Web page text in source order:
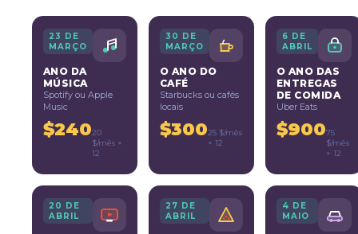
23 DE
MARÇO
ANO DA
MÚSICA
Spotify ou Apple
Music
$24020
$/mês ×
12
30 DE
MARÇO
O ANO DO
CAFÉ
Starbucks ou cafés
locais
$30025 $/mês
× 12
6 DE
ABRIL
O ANO DAS
ENTREGAS
DE COMIDA
Uber Eats
$90075
$/mês
× 12
20 DE
ABRIL
27 DE
ABRIL
4 DE
MAIO